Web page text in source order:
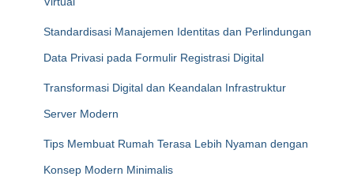
Standardisasi Manajemen Identitas dan Perlindungan
Data Privasi pada Formulir Registrasi Digital
Transformasi Digital dan Keandalan Infrastruktur
Server Modern
Tips Membuat Rumah Terasa Lebih Nyaman dengan
Konsep Modern Minimalis